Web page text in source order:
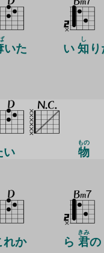
いた い知
し
い 物
もの
れか ら 君
きみ
の